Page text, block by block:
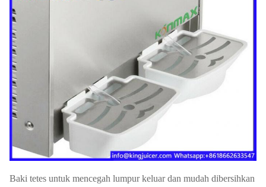
Baki tetes untuk mencegah lumpur keluar dan mudah dibersihkan